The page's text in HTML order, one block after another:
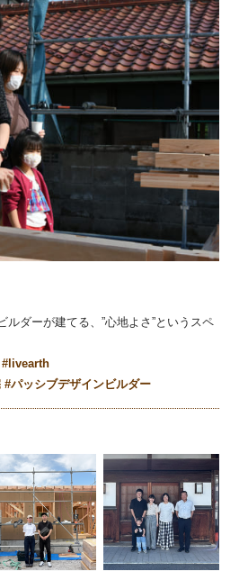
ルダーが建てる、”心地よさ”というスペ
#livearth
#パッシブデザインビルダー